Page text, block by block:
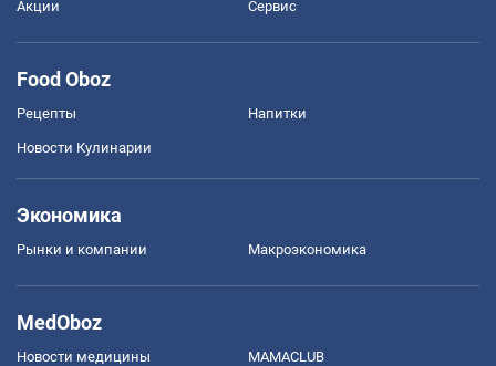
Акции Сервис
Food Oboz
Рецепты Напитки
Новости Кулинарии
Экономика
Рынки и компании Mакроэкономика
MedOboz
Новости медицины MAMACLUB